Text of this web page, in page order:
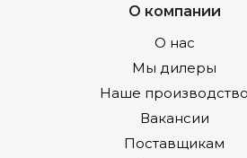
О компании
О нас
Мы дилеры
Наше производство
Вакансии
Поставщикам